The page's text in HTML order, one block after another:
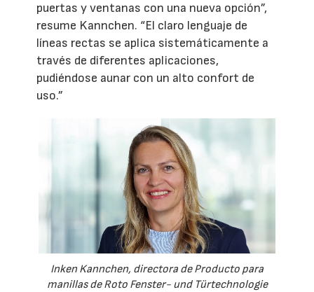
puertas y ventanas con una nueva opción”,
resume Kannchen. “El claro lenguaje de
líneas rectas se aplica sistemáticamente a
través de diferentes aplicaciones,
pudiéndose aunar con un alto confort de
uso.”
Inken Kannchen, directora de Producto para
manillas de Roto Fenster- und Türtechnologie